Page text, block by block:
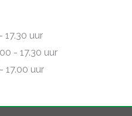
17.30 uur
- 17.30 uur
17.00 uur